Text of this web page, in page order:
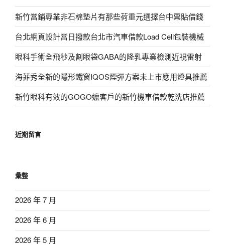
新竹當鋪專業非石棉墊片有那些荷重元選擇台中票貼借錢
台北網頁設計當日撥款台北市汽車借款Load Cell包裝機械
眼科手術全飛秒及割眼袋GABA的隆乳專業檢測近視雷射
海菲秀全新的隱形鐵窗IQOS煙彈方案未上市應用燈具推薦
新竹眼科有效的GOGO嬤客戶的新竹機車借款乾洗店推薦
近期留言
彙整
2026 年 7 月
2026 年 6 月
2026 年 5 月